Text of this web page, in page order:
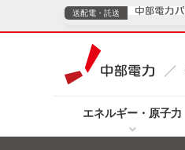
エネルギー・原子力
送配電・託送
TOPページへ
TOPページへ